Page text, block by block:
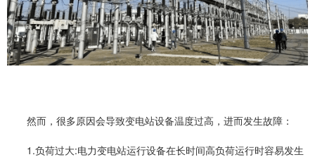
然而，很多原因会导致变电站设备温度过高，进而发生故障：
1.负荷过大:电力变电站运行设备在长时间高负荷运行时容易发生